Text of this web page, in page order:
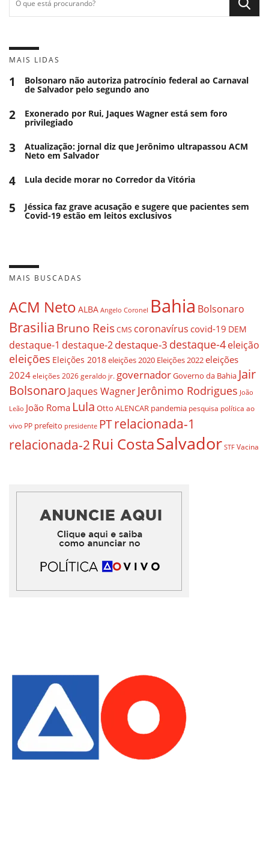
MAIS LIDAS
1 Bolsonaro não autoriza patrocínio federal ao Carnaval
de Salvador pelo segundo ano
2 Exonerado por Rui, Jaques Wagner está sem foro
privilegiado
3 Atualização: jornal diz que Jerônimo ultrapassou ACM
Neto em Salvador
4 Lula decide morar no Corredor da Vitória
5 Jéssica faz grave acusação e sugere que pacientes sem
Covid-19 estão em leitos exclusivos
MAIS BUSCADAS
ACM Neto ALBA Angelo Coronel Bahia Bolsonaro
BrasiliaBruno ReisCMS coronavírus covid-19 DEM
destaque-1 destaque-2destaque-3 destaque-4eleição
eleições Eleições 2018eleições 2020 Eleições 2022eleições
2024 eleições 2026 geraldo jr. governadorGoverno da Bahia Jair
Bolsonaro Jaques WagnerJerônimo Rodrigues João
Leão João Roma Lula Otto ALENCAR pandemia pesquisa política ao
vivo PP prefeito presidente PTrelacionada-1
relacionada-2 Rui CostaSalvador STF Vacina